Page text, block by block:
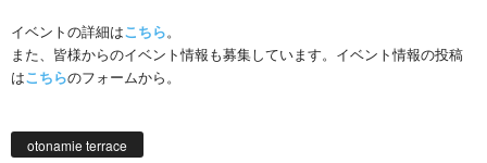
イベントの詳細はこちら。
また、皆様からのイベント情報も募集しています。イベント情報の投稿
はこちらのフォームから。
otonamie terrace